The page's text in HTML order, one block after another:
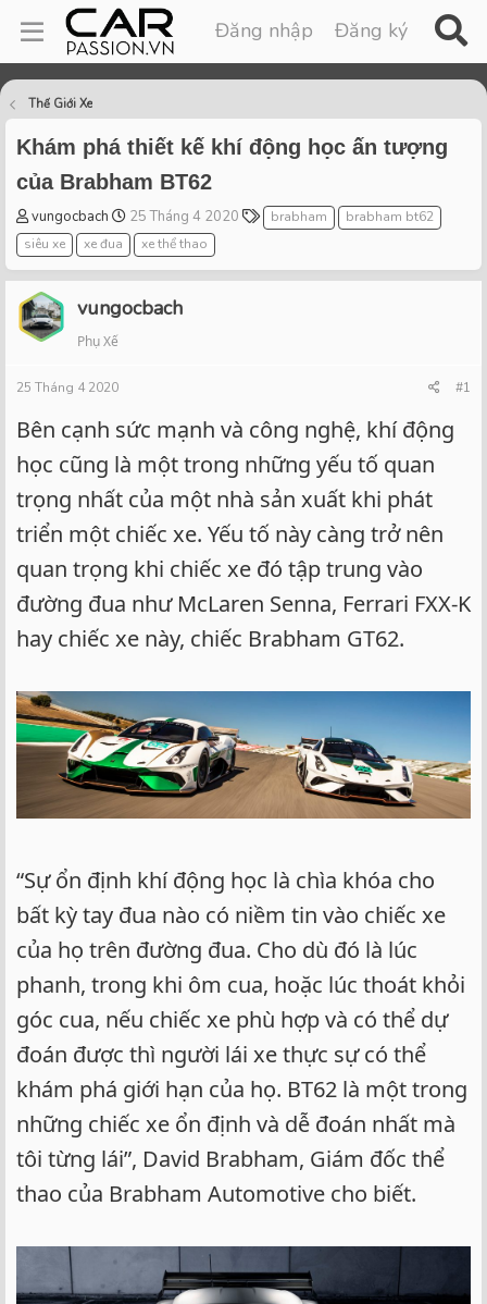
Đăng nhập Đăng ký
Thế Giới Xe
Khám phá thiết kế khí động học ấn tượng
của Brabham BT62
T
h
r
e
a
d
s
a
t
r
vungocbach
S
t
a
r
t
25 Tháng 4 2020
T
a
s
brabham
brabham bt62
siêu xe
xe đua xe thể thao
vungocbach
Phụ Xế
25 Tháng 4 2020 #1
Bên cạnh sức mạnh và công nghệ, khí động
học cũng là một trong những yếu tố quan
trọng nhất của một nhà sản xuất khi phát
triển một chiếc xe. Yếu tố này càng trở nên
quan trọng khi chiếc xe đó tập trung vào
đường đua như McLaren Senna, Ferrari FXX-K
hay chiếc xe này, chiếc Brabham GT62.
“Sự ổn định khí động học là chìa khóa cho
bất kỳ tay đua nào có niềm tin vào chiếc xe
của họ trên đường đua. Cho dù đó là lúc
phanh, trong khi ôm cua, hoặc lúc thoát khỏi
góc cua, nếu chiếc xe phù hợp và có thể dự
đoán được thì người lái xe thực sự có thể
khám phá giới hạn của họ. BT62 là một trong
những chiếc xe ổn định và dễ đoán nhất mà
tôi từng lái”, David Brabham, Giám đốc thể
thao của Brabham Automotive cho biết.